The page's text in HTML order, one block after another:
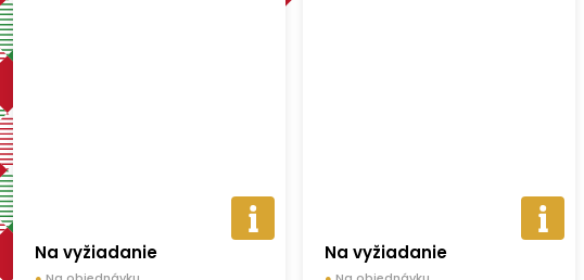
Na vyžiadanie Na vyžiadanie